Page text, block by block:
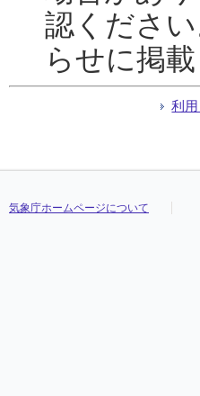
認くださ
らせに掲載
利
気象庁ホームページについて